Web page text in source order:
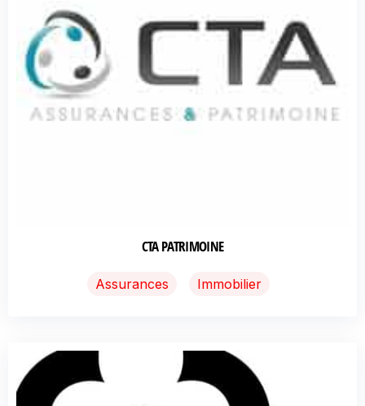
CTA PATRIMOINE
Assurances Immobilier